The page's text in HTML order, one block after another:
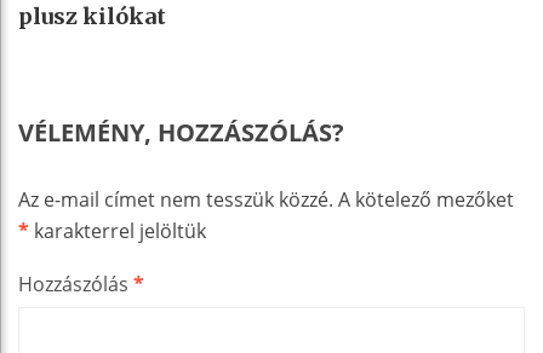
plusz kilókat
VÉLEMÉNY, HOZZÁSZÓLÁS?
Az e-mail címet nem tesszük közzé. A kötelező mezőket
* karakterrel jelöltük
Hozzászólás *